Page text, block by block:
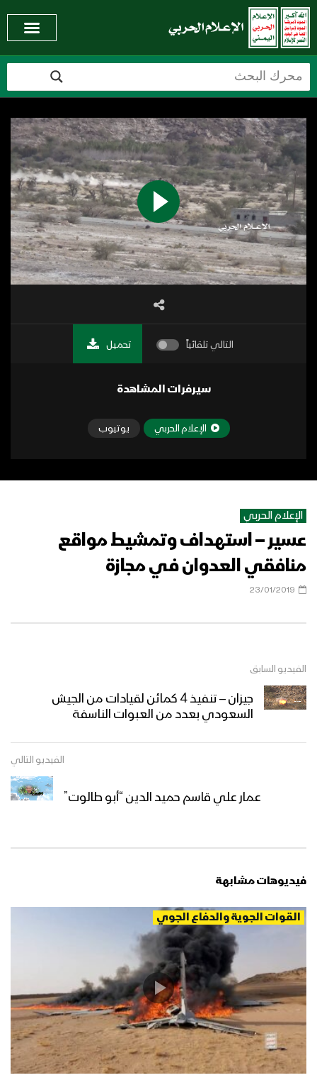
التالي تلقائياً تحميل
سيرفرات المشاهدة
الإعلام الحربي يوتيوب
الإعلام الحربي
عسير – استهداف وتمشيط مواقع
منافقي العدوان في مجازة
23/01/2019
الفيديو السابق
جيزان – تنفيذ 4 كمائن لقيادات من الجيش
السعودي بعدد من العبوات الناسفة
الفيديو التالي
عمار علي قاسم حميد الدين “أبو طالوت”
فيديوهات مشابهة
القوات الجوية والدفاع الجوي